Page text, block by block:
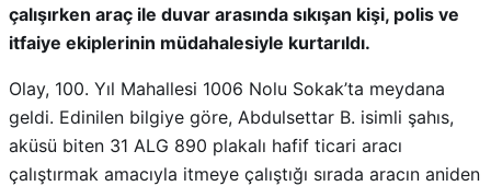
çalışırken araç ile duvar arasında sıkışan kişi, polis ve
itfaiye ekiplerinin müdahalesiyle kurtarıldı.
Olay, 100. Yıl Mahallesi 1006 Nolu Sokak’ta meydana
geldi. Edinilen bilgiye göre, Abdulsettar B. isimli şahıs,
aküsü biten 31 ALG 890 plakalı hafif ticari aracı
çalıştırmak amacıyla itmeye çalıştığı sırada aracın aniden